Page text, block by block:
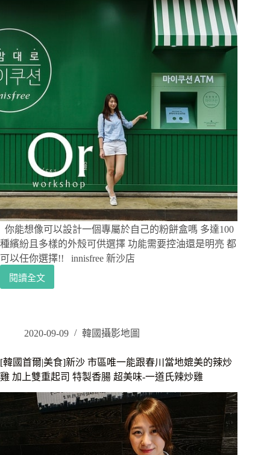
的
cafe
shop
有
如
霍
爾
移
動
城
堡
一
般-
Double
Cup
Coffee
你能想像可以設計一個專屬於自己的粉餅盒嗎 多達100
種繽紛且多樣的外殼可供選擇 功能需要控油還是明亮 都
可以任你選擇!! innisfree 新沙店
閱讀全文
[韓
逛
新
沙
innisfree
期
間
粉
2020-09-09 韓國攝影地圖
[韓國首爾|美食]新沙 市區唯一能跟春川當地媲美的辣炒
雞 加上雙重起司 特製香腸 超美味-一道氏辣炒雞